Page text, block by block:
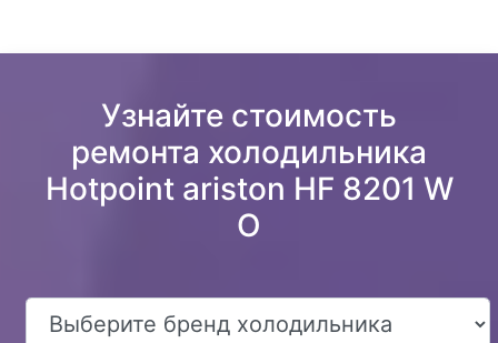
Узнайте стоимость
ремонта холодильника
Hotpoint ariston HF 8201 W
O